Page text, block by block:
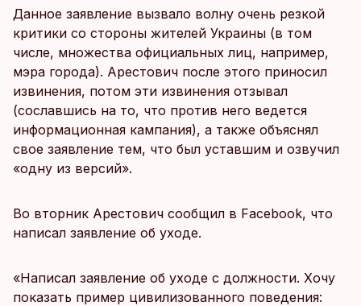
Данное заявление вызвало волну очень резкой
критики со стороны жителей Украины (в том
числе, множества официальных лиц, например,
мэра города). Арестович после этого приносил
извинения, потом эти извинения отзывал
(сославшись на то, что против него ведется
информационная кампания), а также объяснял
свое заявление тем, что был уставшим и озвучил
«одну из версий».
Во вторник Арестович сообщил в Facebook, что
написал заявление об уходе.
«Написал заявление об уходе с должности. Хочу
показать пример цивилизованного поведения: